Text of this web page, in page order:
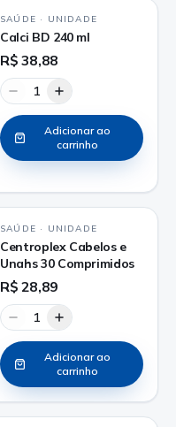
SAÚDE · UNIDADE
Calci BD 240 ml
R$ 38,88
1
Adicionar ao
carrinho
SAÚDE · UNIDADE
Centroplex Cabelos e
Unahs 30 Comprimidos
R$ 28,89
1
Adicionar ao
carrinho